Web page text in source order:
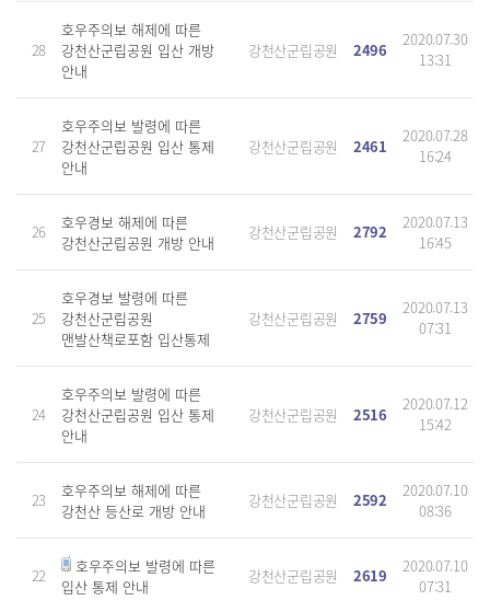
28
호우주의보 해제에 따른
강천산군립공원 입산 개방
안내
강천산군립공원 2496
2020.07.30
13:31
27
호우주의보 발령에 따른
강천산군립공원 입산 통제
안내
강천산군립공원 2461
2020.07.28
16:24
26
호우경보 해제에 따른
강천산군립공원 개방 안내
강천산군립공원 2792
2020.07.13
16:45
25
호우경보 발령에 따른
강천산군립공원
맨발산책로포함 입산통제
강천산군립공원 2759
2020.07.13
07:31
24
호우주의보 발령에 따른
강천산군립공원 입산 통제
안내
강천산군립공원 2516
2020.07.12
15:42
23
호우주의보 해제에 따른
강천산 등산로 개방 안내
강천산군립공원 2592
2020.07.10
08:36
22
호우주의보 발령에 따른
입산 통제 안내
강천산군립공원 2619
2020.07.10
07:31